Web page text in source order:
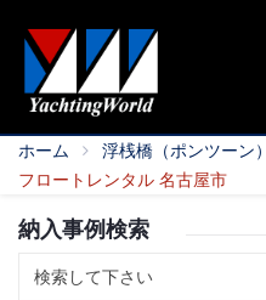
ホーム 浮桟橋（ポンツーン）
フロートレンタル 名古屋市
納入事例検索